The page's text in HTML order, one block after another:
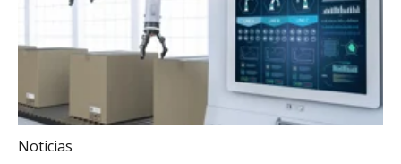
Noticias